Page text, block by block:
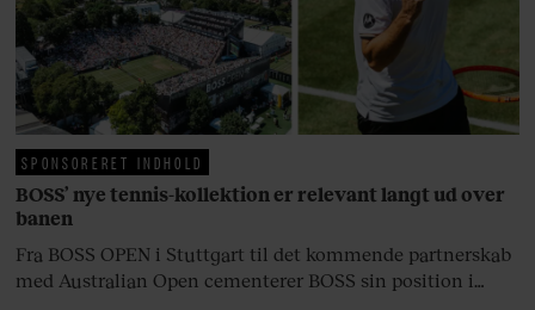
at miste stemmen og den
livsglæde, han nægter at give slip
på.
SPONSORERET INDHOLD
BOSS’ nye tennis-kollektion er relevant langt ud over
banen
Fra BOSS OPEN i Stuttgart til det kommende partnerskab
med Australian Open cementerer BOSS sin position i